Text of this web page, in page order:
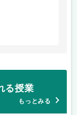
る授業
もっとみる